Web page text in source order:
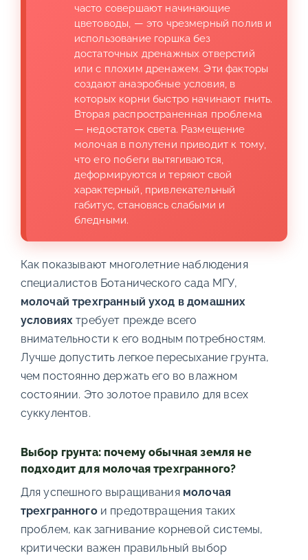
часто совершают начинающие
цветоводы, — это чрезмерный полив и
использование горшка без
достаточных дренажных отверстий
или с плохим дренажем. Эти факторы
создают анаэробные условия, в
которых корни быстро начинают гнить.
Вторая распространенная проблема
— недостаток света. Размещение
молочая в полутени приводит к тому,
что его побеги вытягиваются,
деформируются и теряют свой
характерный, привлекательный
габитус, становясь слабыми и
бледными.
Как показывают многолетние наблюдения
специалистов Ботанического сада МГУ,
молочай трехгранный уход в домашних
условиях требует прежде всего
внимательности к его водным потребностям.
Лучше допустить легкое пересыхание грунта,
чем постоянно держать его во влажном
состоянии. Это золотое правило для всех
суккулентов.
Выбор грунта: почему обычная земля не
подходит для молочая трехгранного?
Для успешного выращивания молочая
трехгранногои предотвращения таких
проблем, как загнивание корневой системы,
критически важен правильный выбор